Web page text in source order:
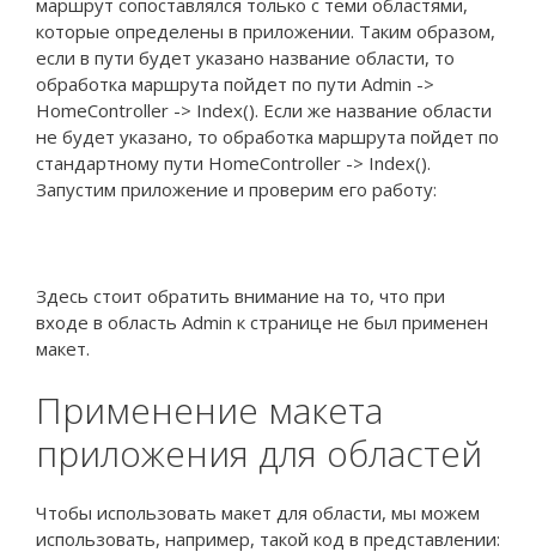
которые определены в приложении. Таким образом,
если в пути будет указано название области, то
обработка маршрута пойдет по пути Admin ->
HomeController -> Index(). Если же название области
не будет указано, то обработка маршрута пойдет по
стандартному пути HomeController -> Index().
Запустим приложение и проверим его работу:
Здесь стоит обратить внимание на то, что при
входе в область Admin к странице не был применен
макет.
Применение макета
приложения для областей
Чтобы использовать макет для области, мы можем
использовать, например, такой код в представлении: